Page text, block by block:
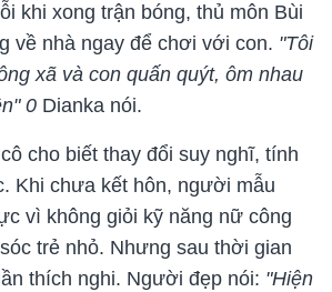
khi xong trận bóng, thủ môn Bùi
về nhà ngay để chơi với con. "Tôi
xã và con quấn quýt, ôm nhau
0 Dianka nói.
cho biết thay đổi suy nghĩ, tính
Khi chưa kết hôn, người mẫu
vì không giỏi kỹ năng nữ công
trẻ nhỏ. Nhưng sau thời gian
thích nghi. Người đẹp nói: "Hiện